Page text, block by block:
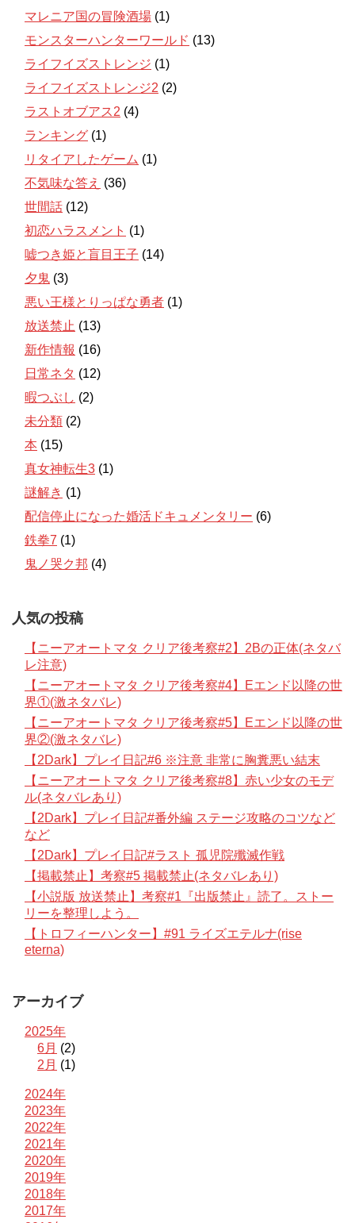
マレニア国の冒険酒場 (1)
モンスターハンターワールド (13)
ライフイズストレンジ (1)
ライフイズストレンジ2 (2)
ラストオブアス2 (4)
ランキング (1)
リタイアしたゲーム (1)
不気味な答え (36)
世間話 (12)
初恋ハラスメント (1)
嘘つき姫と盲目王子 (14)
夕鬼 (3)
悪い王様とりっぱな勇者 (1)
放送禁止 (13)
新作情報 (16)
日常ネタ (12)
暇つぶし (2)
未分類 (2)
本 (15)
真女神転生3 (1)
謎解き (1)
配信停止になった婚活ドキュメンタリー (6)
鉄拳7 (1)
鬼ノ哭ク邦 (4)
人気の投稿
【ニーアオートマタ クリア後考察#2】2Bの正体(ネタバ
レ注意)
【ニーアオートマタ クリア後考察#4】Eエンド以降の世
界①(激ネタバレ)
【ニーアオートマタ クリア後考察#5】Eエンド以降の世
界②(激ネタバレ)
【2Dark】プレイ日記#6 ※注意 非常に胸糞悪い結末
【ニーアオートマタ クリア後考察#8】赤い少女のモデ
ル(ネタバレあり)
【2Dark】プレイ日記#番外編 ステージ攻略のコツなど
など
【2Dark】プレイ日記#ラスト 孤児院殲滅作戦
【掲載禁止】考察#5 掲載禁止(ネタバレあり)
【小説版 放送禁止】考察#1『出版禁止』読了。ストー
リーを整理しよう。
【トロフィーハンター】#91 ライズエテルナ(rise
eterna)
アーカイブ
2025年
6月 (2)
2月 (1)
2024年
2023年
2022年
2021年
2020年
2019年
2018年
2017年